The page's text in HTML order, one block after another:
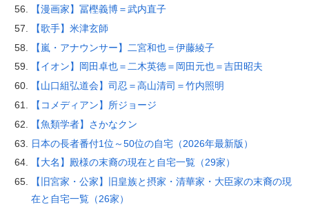
【漫画家】冨樫義博＝武内直子
【歌手】米津玄師
【嵐・アナウンサー】二宮和也＝伊藤綾子
【イオン】岡田卓也＝二木英徳＝岡田元也＝吉田昭夫
【山口組弘道会】司忍＝高山清司＝竹内照明
【コメディアン】所ジョージ
【魚類学者】さかなクン
日本の長者番付1位～50位の自宅（2026年最新版）
【大名】殿様の末裔の現在と自宅一覧（29家）
【旧宮家・公家】旧皇族と摂家・清華家・大臣家の末裔の現
在と自宅一覧（26家）